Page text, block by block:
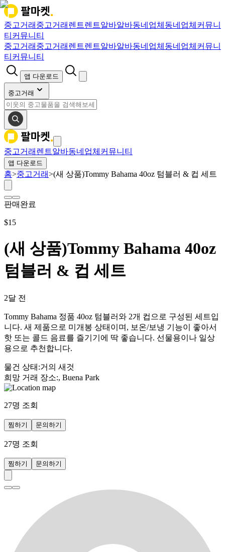
중고거래 중고거래 렌트렌트알바알바동네업체 동네업체 커뮤니
티 커뮤니티
중고거래 중고거래 렌트렌트알바알바동네업체 동네업체 커뮤니
티 커뮤니티
앱 다운로드
중고거래
중고거래 렌트알바동네업체 커뮤니티
앱 다운로드
홈>중고거래>(새 상품)Tommy Bahama 40oz 텀블러 & 컵 세트
판매완료
$15
(새 상품)Tommy Bahama 40oz
텀블러 & 컵 세트
2달 전
Tommy Bahama 정품 40oz 텀블러와 2개 컵으로 구성된 세트입
니다. 새 제품으로 미개봉 상태이며, 보온/보냉 기능이 좋아서
핫 또는 콜드 음료를 즐기기에 딱 좋습니다. 선물용이나 일상
용으로 추천합니다.
물건 상태 :거의 새것
희망 거래 장소:, Buena Park
27명 조회
찜하기 문의하기
27명 조회
찜하기 문의하기